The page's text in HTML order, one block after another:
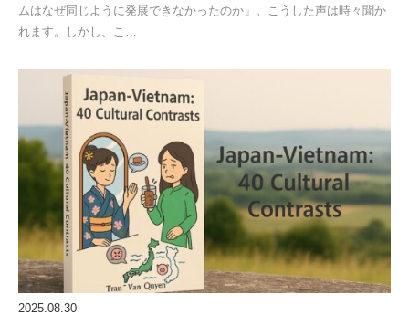
ムはなぜ同じように発展できなかったのか」。こうした声は時々聞か
れます。しかし、こ…
2025.08.30